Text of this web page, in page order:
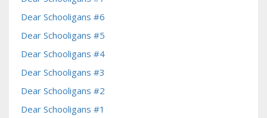
Dear Schooligans #6
Dear Schooligans #5
Dear Schooligans #4
Dear Schooligans #3
Dear Schooligans #2
Dear Schooligans #1